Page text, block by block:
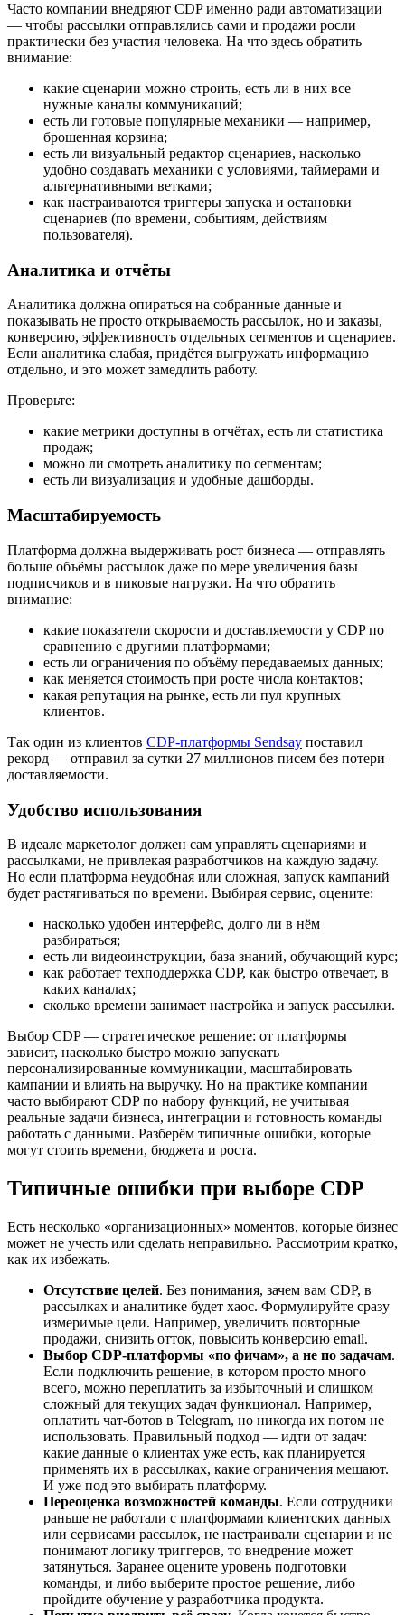
Часто компании внедряют CDP именно ради автоматизации
— чтобы рассылки отправлялись сами и продажи росли
практически без участия человека. На что здесь обратить
внимание:
какие сценарии можно строить, есть ли в них все
нужные каналы коммуникаций;
есть ли готовые популярные механики — например,
брошенная корзина;
есть ли визуальный редактор сценариев, насколько
удобно создавать механики с условиями, таймерами и
альтернативными ветками;
как настраиваются триггеры запуска и остановки
сценариев (по времени, событиям, действиям
пользователя).
Аналитика и отчёты
Аналитика должна опираться на собранные данные и
показывать не просто открываемость рассылок, но и заказы,
конверсию, эффективность отдельных сегментов и сценариев.
Если аналитика слабая, придётся выгружать информацию
отдельно, и это может замедлить работу.
Проверьте:
какие метрики доступны в отчётах, есть ли статистика
продаж;
можно ли смотреть аналитику по сегментам;
есть ли визуализация и удобные дашборды.
Масштабируемость
Платформа должна выдерживать рост бизнеса — отправлять
больше объёмы рассылок даже по мере увеличения базы
подписчиков и в пиковые нагрузки. На что обратить
внимание:
какие показатели скорости и доставляемости у CDP по
сравнению с другими платформами;
есть ли ограничения по объёму передаваемых данных;
как меняется стоимость при росте числа контактов;
какая репутация на рынке, есть ли пул крупных
клиентов.
Так один из клиентов CDP-платформы Sendsay поставил
рекорд — отправил за сутки 27 миллионов писем без потери
доставляемости.
Удобство использования
В идеале маркетолог должен сам управлять сценариями и
рассылками, не привлекая разработчиков на каждую задачу.
Но если платформа неудобная или сложная, запуск кампаний
будет растягиваться по времени. Выбирая сервис, оцените:
насколько удобен интерфейс, долго ли в нём
разбираться;
есть ли видеоинструкции, база знаний, обучающий курс;
как работает техподдержка CDP, как быстро отвечает, в
каких каналах;
сколько времени занимает настройка и запуск рассылки.
Выбор CDP — стратегическое решение: от платформы
зависит, насколько быстро можно запускать
персонализированные коммуникации, масштабировать
кампании и влиять на выручку. Но на практике компании
часто выбирают CDP по набору функций, не учитывая
реальные задачи бизнеса, интеграции и готовность команды
работать с данными. Разберём типичные ошибки, которые
могут стоить времени, бюджета и роста.
Типичные ошибки при выборе CDP
Есть несколько «организационных» моментов, которые бизнес
может не учесть или сделать неправильно. Рассмотрим кратко,
как их избежать.
Отсутствие целей. Без понимания, зачем вам CDP, в
рассылках и аналитике будет хаос. Формулируйте сразу
измеримые цели. Например, увеличить повторные
продажи, снизить отток, повысить конверсию email.
Выбор CDP-платформы «по фичам», а не по задачам.
Если подключить решение, в котором просто много
всего, можно переплатить за избыточный и слишком
сложный для текущих задач функционал. Например,
оплатить чат-ботов в Telegram, но никогда их потом не
использовать. Правильный подход — идти от задач:
какие данные о клиентах уже есть, как планируется
применять их в рассылках, какие ограничения мешают.
И уже под это выбирать платформу.
Переоценка возможностей команды. Если сотрудники
раньше не работали с платформами клиентских данных
или сервисами рассылок, не настраивали сценарии и не
понимают логику триггеров, то внедрение может
затянуться. Заранее оцените уровень подготовки
команды, и либо выберите простое решение, либо
пройдите обучение у разработчика продукта.